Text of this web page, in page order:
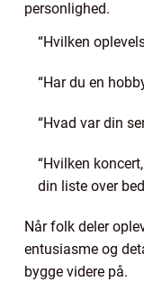
personlighed.
“Hvilken
“Har du en
“Hvad var din
“Hvilken
din liste over
Når folk deler
entusiasme og
bygge videre på.